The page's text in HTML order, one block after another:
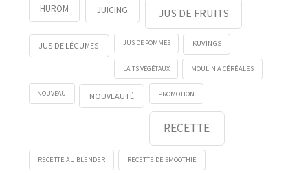
HUROM JUICING JUS DE FRUITS
JUS DE LÉGUMES JUS DE POMMES KUVINGS
LAITS VÉGÉTAUX MOULIN A CÉRÉALES
NOUVEAU NOUVEAUTÉ PROMOTION
RECETTE
RECETTE AU BLENDER RECETTE DE SMOOTHIE